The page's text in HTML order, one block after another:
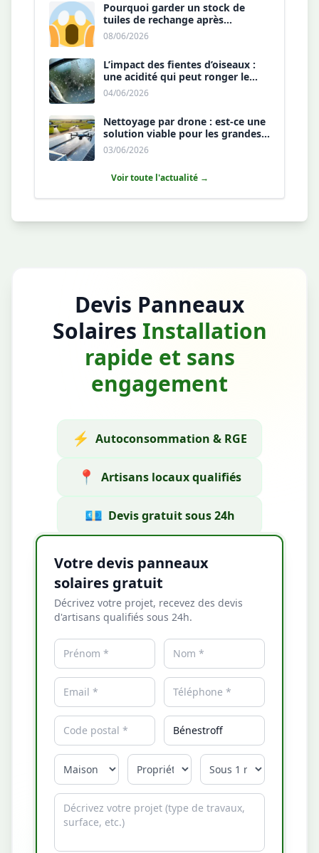
Pourquoi garder un stock de
tuiles de rechange après
l’installation est une sécurité ?
08/06/2026
L’impact des fientes d’oiseaux :
une acidité qui peut ronger le
revêtement antireflet ?
04/06/2026
Nettoyage par drone : est-ce une
solution viable pour les grandes
toitures agricoles ?
03/06/2026
Voir toute l'actualité →
Devis Panneaux
Solaires Installation
rapide et sans
engagement
⚡ Autoconsommation & RGE
📍 Artisans locaux qualifiés
💶 Devis gratuit sous 24h
Votre devis panneaux
solaires gratuit
Décrivez votre projet, recevez des devis
d'artisans qualifiés sous 24h.